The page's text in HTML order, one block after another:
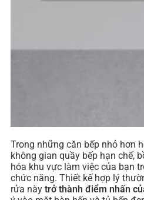
Trong những căn bếp nhỏ hơn
không gian quầy bếp hạn chế,
hóa khu vực làm việc của bạn
chức năng. Thiết kế hợp lý
rửa này trở thành điểm nhấn